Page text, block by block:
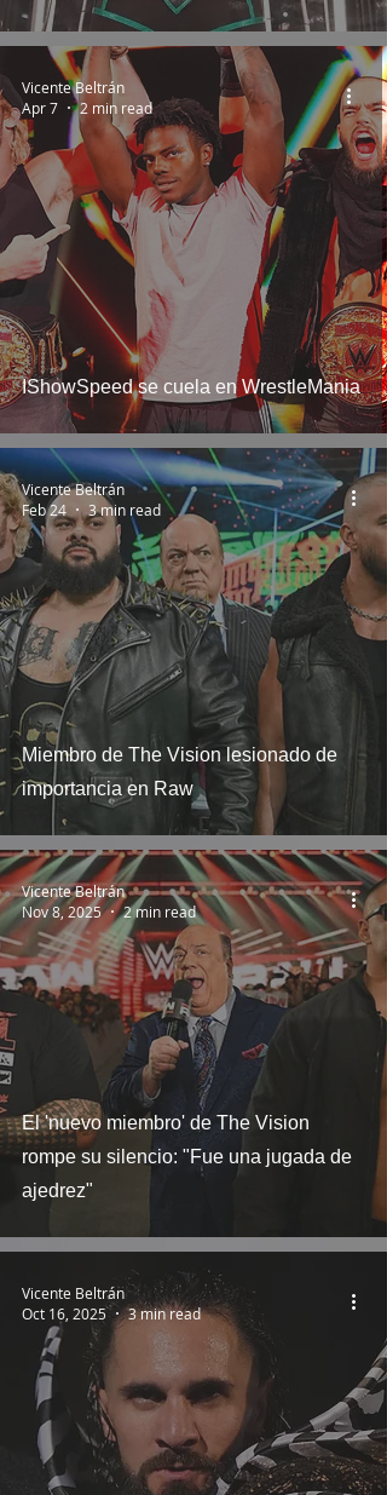
IShowSpeed se cuela en WrestleMania
Vicente Beltrán
Apr 7
2 min read
Miembro de The Vision lesionado de
importancia en Raw
Vicente Beltrán
Feb 24
3 min read
El 'nuevo miembro' de The Vision
rompe su silencio: "Fue una jugada de
ajedrez"
Vicente Beltrán
Nov 8, 2025
2 min read
Vicente Beltrán
Oct 16, 2025
3 min read